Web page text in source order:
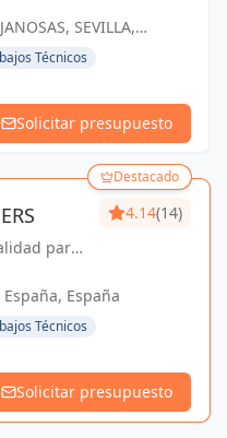
SEVILLA,
Técnicos
Solicitar presupuesto
Destacado
para
4.14(14)
España
Técnicos
Solicitar presupuesto